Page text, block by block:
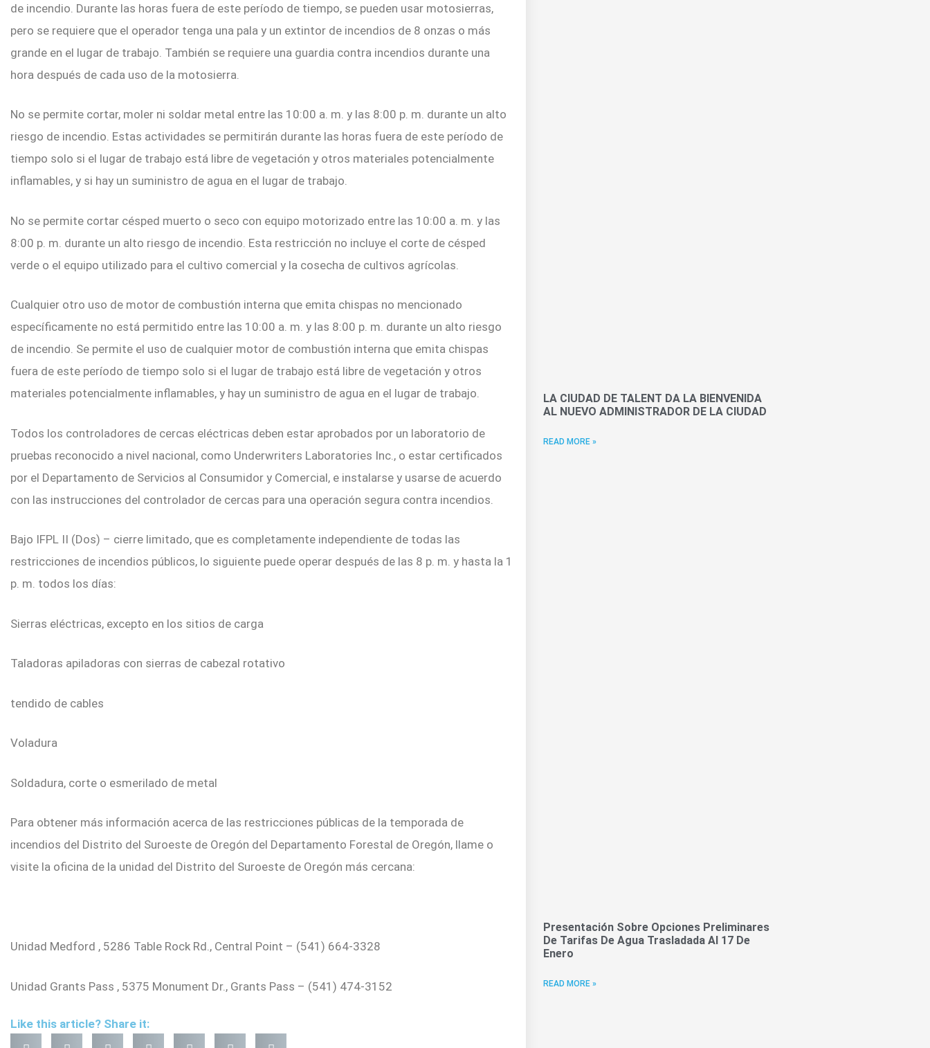
de incendio. Durante las horas fuera de este período de tiempo, se pueden usar motosierras,
pero se requiere que el operador tenga una pala y un extintor de incendios de 8 onzas o más
grande en el lugar de trabajo. También se requiere una guardia contra incendios durante una
hora después de cada uso de la motosierra.
No se permite cortar, moler ni soldar metal entre las 10:00 a. m. y las 8:00 p. m. durante un alto
riesgo de incendio. Estas actividades se permitirán durante las horas fuera de este período de
tiempo solo si el lugar de trabajo está libre de vegetación y otros materiales potencialmente
inflamables, y si hay un suministro de agua en el lugar de trabajo.
No se permite cortar césped muerto o seco con equipo motorizado entre las 10:00 a. m. y las
8:00 p. m. durante un alto riesgo de incendio. Esta restricción no incluye el corte de césped
verde o el equipo utilizado para el cultivo comercial y la cosecha de cultivos agrícolas.
Cualquier otro uso de motor de combustión interna que emita chispas no mencionado
específicamente no está permitido entre las 10:00 a. m. y las 8:00 p. m. durante un alto riesgo
de incendio. Se permite el uso de cualquier motor de combustión interna que emita chispas
fuera de este período de tiempo solo si el lugar de trabajo está libre de vegetación y otros
materiales potencialmente inflamables, y hay un suministro de agua en el lugar de trabajo.
Todos los controladores de cercas eléctricas deben estar aprobados por un laboratorio de
pruebas reconocido a nivel nacional, como Underwriters Laboratories Inc., o estar certificados
por el Departamento de Servicios al Consumidor y Comercial, e instalarse y usarse de acuerdo
con las instrucciones del controlador de cercas para una operación segura contra incendios.
Bajo IFPL II (Dos) – cierre limitado, que es completamente independiente de todas las
restricciones de incendios públicos, lo siguiente puede operar después de las 8 p. m. y hasta la 1
p. m. todos los días:
Sierras eléctricas, excepto en los sitios de carga
Taladoras apiladoras con sierras de cabezal rotativo
tendido de cables
Voladura
Soldadura, corte o esmerilado de metal
​Para obtener más información acerca de las restricciones públicas de la temporada de
incendios del Distrito del Suroeste de Oregón del Departamento Forestal de Oregón, llame o
visite la oficina de la unidad del Distrito del Suroeste de Oregón más cercana:
Unidad Medford , 5286 Table Rock Rd., Central Point – (541) 664-3328
Unidad Grants Pass , 5375 Monument Dr., Grants Pass – (541) 474-3152
Like this article? Share it:
LA CIUDAD DE TALENT DA LA BIENVENIDA
AL NUEVO ADMINISTRADOR DE LA CIUDAD
READ MORE »
Presentación Sobre Opciones Preliminares
De Tarifas De Agua Trasladada Al 17 De
Enero
READ MORE »